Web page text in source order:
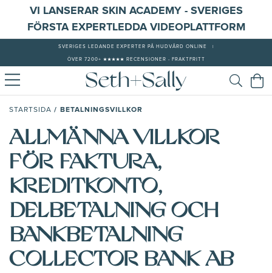
VI LANSERAR SKIN ACADEMY - SVERIGES
FÖRSTA EXPERTLEDDA VIDEOPLATTFORM
SVERIGES LEDANDE EXPERTER PÅ HUDVÅRD ONLINE
ÖVER 7200+ ★★★★★ RECENSIONER - FRAKTFRITT
STARTSIDA / BETALNINGSVILLKOR
ALLMÄNNA VILLKOR
FÖR FAKTURA,
KREDITKONTO,
DELBETALNING OCH
BANKBETALNING
COLLECTOR BANK AB